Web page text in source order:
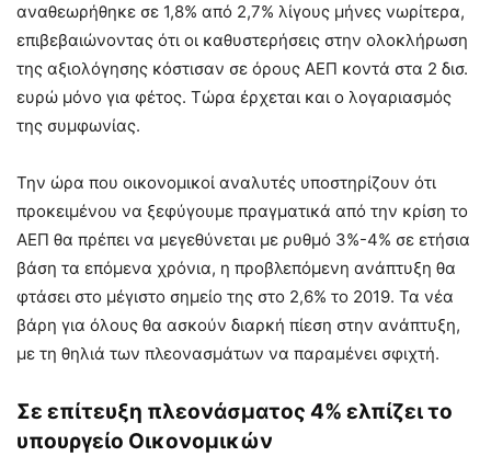
αναθεωρήθηκε σε 1,8% από 2,7% λίγους μήνες νωρίτερα,
επιβεβαιώνοντας ότι οι καθυστερήσεις στην ολοκλήρωση
της αξιολόγησης κόστισαν σε όρους ΑΕΠ κοντά στα 2 δισ.
ευρώ μόνο για φέτος. Τώρα έρχεται και ο λογαριασμός
της συμφωνίας.
Την ώρα που οικονομικοί αναλυτές υποστηρίζουν ότι
προκειμένου να ξεφύγουμε πραγματικά από την κρίση το
ΑΕΠ θα πρέπει να μεγεθύνεται με ρυθμό 3%-4% σε ετήσια
βάση τα επόμενα χρόνια, η προβλεπόμενη ανάπτυξη θα
φτάσει στο μέγιστο σημείο της στο 2,6% το 2019. Τα νέα
βάρη για όλους θα ασκούν διαρκή πίεση στην ανάπτυξη,
με τη θηλιά των πλεονασμάτων να παραμένει σφιχτή.
Σε επίτευξη πλεονάσματος 4% ελπίζει το
υπουργείο Οικονομικών